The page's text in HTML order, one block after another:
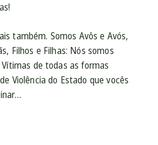
também. Somos Avôs e Avós,
Filhos e Filhas: Nós somos
de todas as formas
Violência do Estado que vocês